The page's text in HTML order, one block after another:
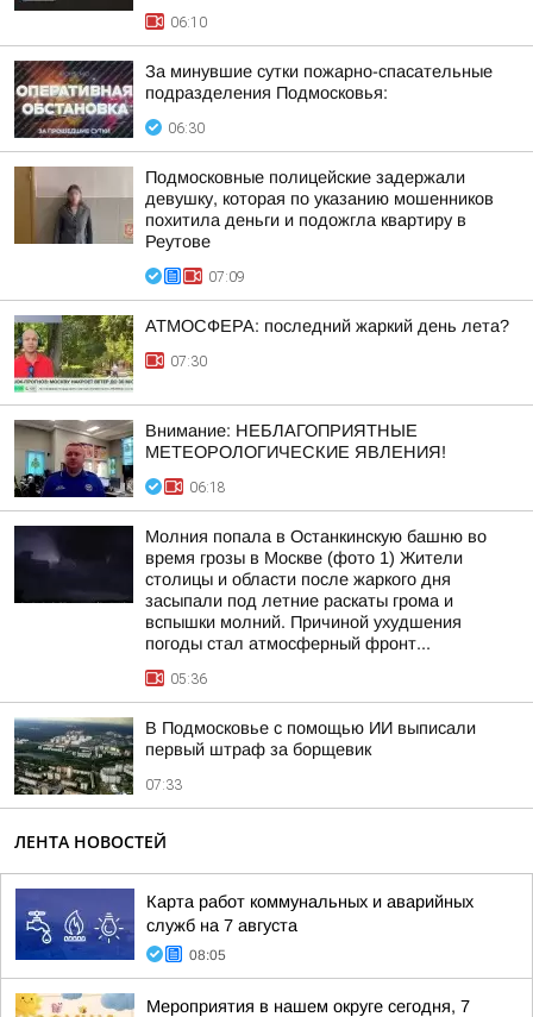
06:10
За минувшие сутки пожарно-спасательные
подразделения Подмосковья:
06:30
Подмосковные полицейские задержали
девушку, которая по указанию мошенников
похитила деньги и подожгла квартиру в
Реутове
07:09
АТМОСФЕРА: последний жаркий день лета?
07:30
Внимание: НЕБЛАГОПРИЯТНЫЕ
МЕТЕОРОЛОГИЧЕСКИЕ ЯВЛЕНИЯ!
06:18
Молния попала в Останкинскую башню во
время грозы в Москве (фото 1) Жители
столицы и области после жаркого дня
засыпали под летние раскаты грома и
вспышки молний. Причиной ухудшения
погоды стал атмосферный фронт...
05:36
В Подмосковье с помощью ИИ выписали
первый штраф за борщевик
07:33
ЛЕНТА НОВОСТЕЙ
Карта работ коммунальных и аварийных
служб на 7 августа
08:05
Мероприятия в нашем округе сегодня, 7